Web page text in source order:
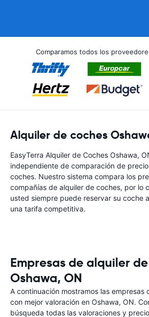
Comparamos todos los
Alquiler de coches
EasyTerra Alquiler de Coches Oshawa,
independiente de comparación de
coches. Nuestro sistema compara los
compañías de alquiler de coches, por lo
usted siempre puede reservar su coche
una tarifa competitiva.
Empresas de alquiler
Oshawa, ON
A continuación mostramos las empresas
con mejor valoración en Oshawa, ON.
búsqueda todas las valoraciones y